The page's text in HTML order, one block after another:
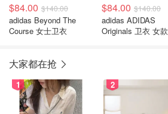
$84.00 $140.00
adidas Beyond The
Course 女士卫衣
$84.00 $140.00
adidas ADIDAS
Originals 卫衣 女款
大家都在抢
1 2